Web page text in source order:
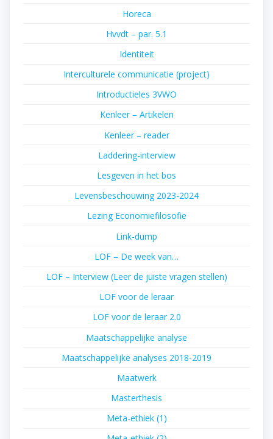
Horeca
Hvvdt – par. 5.1
Identiteit
Interculturele communicatie (project)
Introductieles 3VWO
Kenleer – Artikelen
Kenleer – reader
Laddering-interview
Lesgeven in het bos
Levensbeschouwing 2023-2024
Lezing Economiefilosofie
Link-dump
LOF – De week van…
LOF – Interview (Leer de juiste vragen stellen)
LOF voor de leraar
LOF voor de leraar 2.0
Maatschappelijke analyse
Maatschappelijke analyses 2018-2019
Maatwerk
Masterthesis
Meta-ethiek (1)